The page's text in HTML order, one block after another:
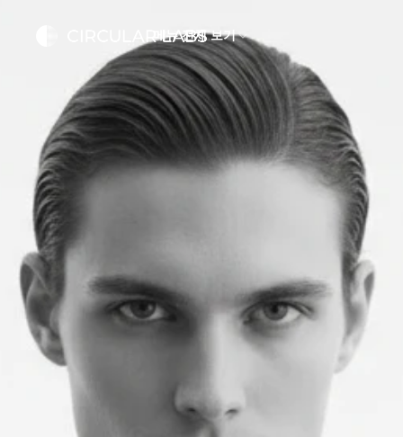
메뉴 전체 보기